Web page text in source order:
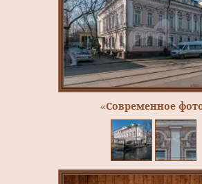
«Современное